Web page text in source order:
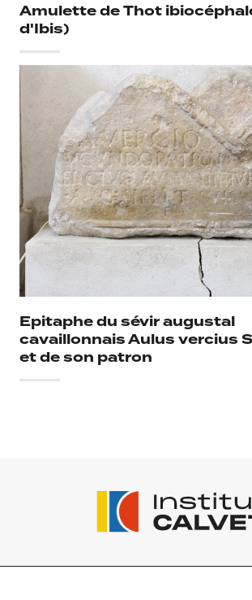
Amulette de Thot
d'Ibis)
Epitaphe du sévir augustal
cavaillonnais Aulus vercius
et de son patron